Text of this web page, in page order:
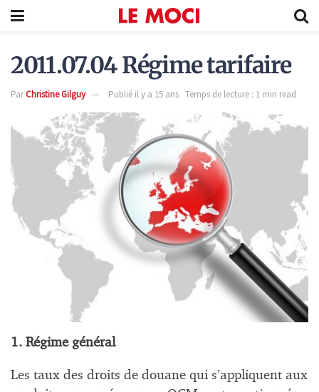
2011.07.04 Régime tarifaire
ParChristine Gilguy Publié il y a 15 ans Temps de lecture : 1 min read
1. Régime général
Les taux des droits de douane qui s’appliquent aux